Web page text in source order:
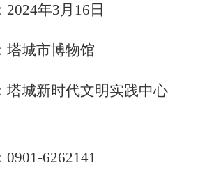
2024年3月16日
塔城市博物馆
塔城新时代文明实践中心
0901-6262141